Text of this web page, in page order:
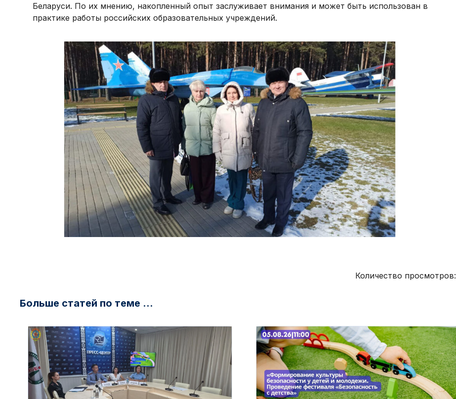
Беларуси. По их мнению, накопленный опыт заслуживает внимания и может быть использован в
практике работы российских образовательных учреждений.
Количество просмотров:
Больше статей по теме ...